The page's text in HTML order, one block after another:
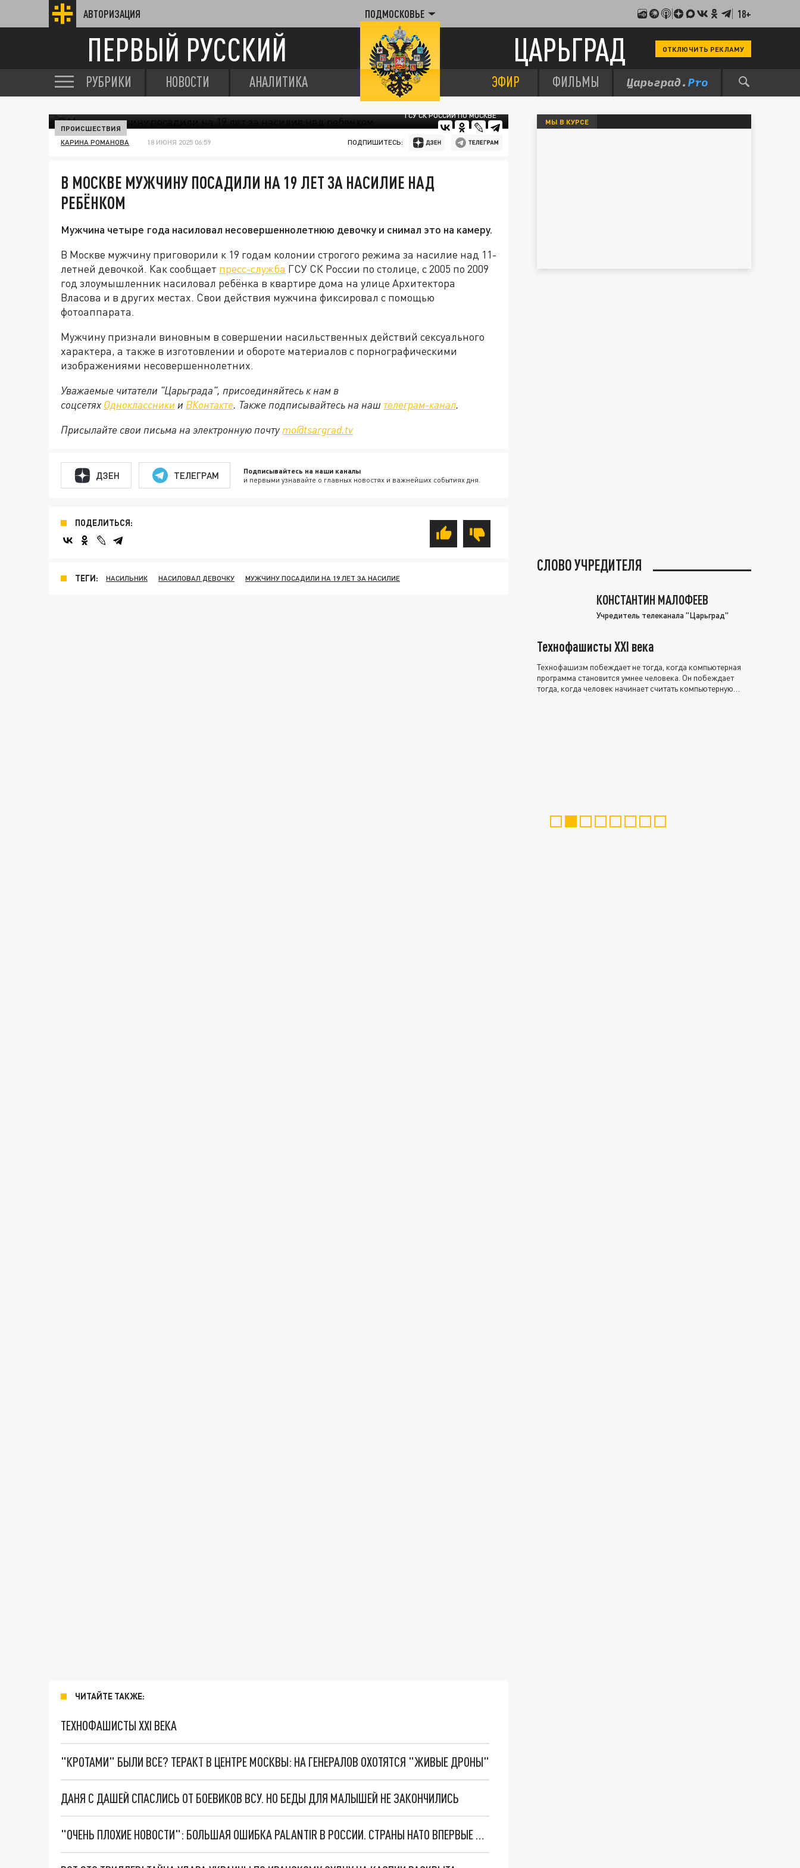
АВТОРИЗАЦИЯ ПОДМОСКОВЬЕ 18+
ПЕРВЫЙ РУССКИЙ ЦАРЬГРАД ОТКЛЮЧИТЬ РЕКЛАМУ
РУБРИКИ НОВОСТИ АНАЛИТИКА ЭФИР ФИЛЬМЫ
ГСУ СК РОССИИ ПО МОСКВЕ
ПРОИСШЕСТВИЯ
КАРИНА РОМАНОВА 18 ИЮНЯ 2025 06:59 ПОДПИШИТЕСЬ:
В МОСКВЕ МУЖЧИНУ ПОСАДИЛИ НА 19 ЛЕТ ЗА НАСИЛИЕ НАД
РЕБЁНКОМ
Мужчина четыре года насиловал несовершеннолетнюю девочку и снимал это на камеру.
В Москве мужчину приговорили к 19 годам колонии строгого режима за насилие над 11-
летней девочкой. Как сообщает пресс-служба ГСУ СК России по столице, с 2005 по 2009
год злоумышленник насиловал ребёнка в квартире дома на улице Архитектора
Власова и в других местах. Свои действия мужчина фиксировал с помощью
фотоаппарата.
Мужчину признали виновным в совершении насильственных действий сексуального
характера, а также в изготовлении и обороте материалов с порнографическими
изображениями несовершеннолетних.
Уважаемые читатели "Царьграда", присоединяйтесь к нам в
соцсетях Одноклассники и ВКонтакте. Также подписывайтесь на наш телеграм-канал.
Присылайте свои письма на электронную почту mo@tsargrad.tv
ДЗЕН ТЕЛЕГРАМ Подписывайтесь на наши каналы
и первыми узнавайте о главных новостях и важнейших событиях дня.
ПОДЕЛИТЬСЯ:
ТЕГИ: НАСИЛЬНИК НАСИЛОВАЛ ДЕВОЧКУ МУЖЧИНУ ПОСАДИЛИ НА 19 ЛЕТ ЗА НАСИЛИЕ
ЧИТАЙТЕ ТАКЖЕ:
ТЕХНОФАШИСТЫ XXI ВЕКА
"КРОТАМИ" БЫЛИ ВСЕ? ТЕРАКТ В ЦЕНТРЕ МОСКВЫ: НА ГЕНЕРАЛОВ ОХОТЯТСЯ "ЖИВЫЕ ДРОНЫ"
ДАНЯ С ДАШЕЙ СПАСЛИСЬ ОТ БОЕВИКОВ ВСУ. НО БЕДЫ ДЛЯ МАЛЫШЕЙ НЕ ЗАКОНЧИЛИСЬ
"ОЧЕНЬ ПЛОХИЕ НОВОСТИ": БОЛЬШАЯ ОШИБКА PALANTIR В РОССИИ. СТРАНЫ НАТО ВПЕРВЫЕ ЗА СВО ОСТАНОВИЛИ ПОСТАВКИ ОРУЖИЯ. ВСУ ТЕРЯЮТ ПРИГРАНИЧЬЕ?
МЫ В КУРСЕ
СЛОВО УЧРЕДИТЕЛЯ
КОНСТАНТИН МАЛОФЕЕВ
Учредитель телеканала "Царьград"
Технофашисты XXI века
Технофашизм побеждает не тогда, когда компьютерная
программа становится умнее человека. Он побеждает
тогда, когда человек начинает считать компьютерную